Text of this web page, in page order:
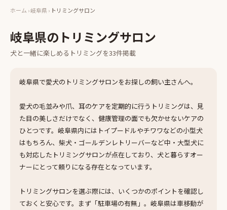
ホーム ›岐阜県› トリミングサロン
岐阜県の トリミングサロン
犬と一緒に楽しめる トリミングを33件掲載
岐阜県で愛犬のトリミングサロンをお探しの飼い主さんへ。
愛犬の毛並みや爪、耳のケアを定期的に行うトリミングは、見
た目の美しさだけでなく、健康管理の面でも欠かせないケアの
ひとつです。岐阜県内にはトイプードルやチワワなどの小型犬
はもちろん、柴犬・ゴールデンレトリーバーなど中・大型犬に
も対応したトリミングサロンが点在しており、犬と暮らすオー
ナーにとって頼りになる存在となっています。
トリミングサロンを選ぶ際には、いくつかのポイントを確認し
ておくと安心です。まず「駐車場の有無」。岐阜県は車移動が